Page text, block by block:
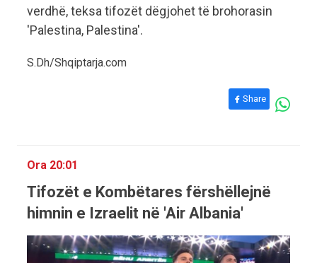
verdhë, teksa tifozët dëgjohet të brohorasin
'Palestina, Palestina'.
S.Dh/Shqiptarja.com
Share
Ora 20:01
Tifozët e Kombëtares fërshëllejnë
himnin e Izraelit në 'Air Albania'